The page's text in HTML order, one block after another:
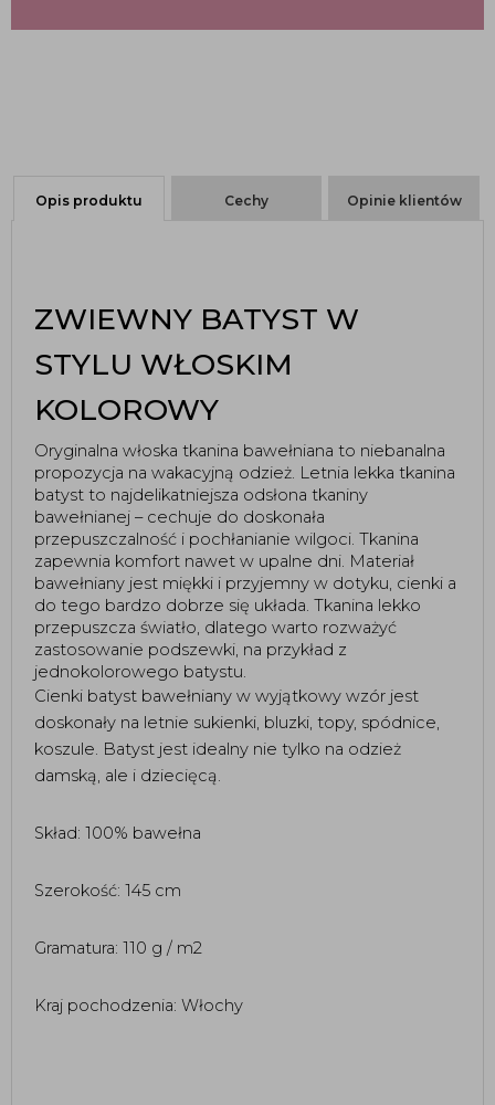
Opis produktu Cechy Opinie klientów
ZWIEWNY BATYST W
STYLU WŁOSKIM
KOLOROWY
Oryginalna włoska tkanina bawełniana to niebanalna
propozycja na wakacyjną odzież. Letnia lekka tkanina
batyst to najdelikatniejsza odsłona tkaniny
bawełnianej – cechuje do doskonała
przepuszczalność i pochłanianie wilgoci. Tkanina
zapewnia komfort nawet w upalne dni. Materiał
bawełniany jest miękki i przyjemny w dotyku, cienki a
do tego bardzo dobrze się układa. Tkanina lekko
przepuszcza światło, dlatego warto rozważyć
zastosowanie podszewki, na przykład z
jednokolorowego batystu.
Cienki batyst bawełniany w wyjątkowy wzór jest
doskonały na letnie sukienki, bluzki, topy, spódnice,
koszule. Batyst jest idealny nie tylko na odzież
damską, ale i dziecięcą.
Skład: 100% bawełna
Szerokość: 145 cm
Gramatura: 110 g / m2
Kraj pochodzenia: Włochy